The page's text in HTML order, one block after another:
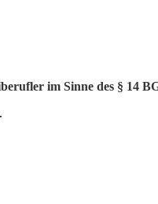
im Sinne des § 14